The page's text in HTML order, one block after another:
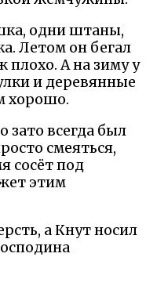
одни штаны,
Летом он бегал
плохо. А на зиму у
и деревянные
хорошо.
зато всегда был
смеяться,
сосёт под
этим
а Кнут носил